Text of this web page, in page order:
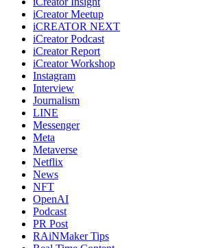
iCreator Meetup
iCREATOR NEXT
iCreator Podcast
iCreator Report
iCreator Workshop
Instagram
Interview
Journalism
LINE
Messenger
Meta
Metaverse
Netflix
News
NFT
OpenAI
Podcast
PR Post
RAiNMaker Tips